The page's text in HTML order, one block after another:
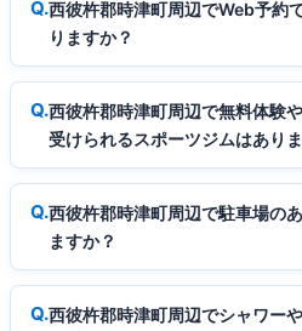
西彼杵郡時津町周辺でWeb予約
りますか？
西彼杵郡時津町周辺で無料体験
受けられるスポーツジムはあり
西彼杵郡時津町周辺で駐車場の
ますか？
西彼杵郡時津町周辺でシャワー